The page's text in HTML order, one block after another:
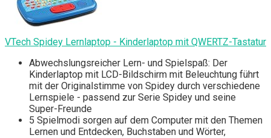
VTech Spidey Lernlaptop - Kinderlaptop mit QWERTZ-Tastatur
Abwechslungsreicher Lern- und Spielspaß: Der
Kinderlaptop mit LCD-Bildschirm mit Beleuchtung führt
mit der Originalstimme von Spidey durch verschiedene
Lernspiele - passend zur Serie Spidey und seine
Super-Freunde
5 Spielmodi sorgen auf dem Computer mit den Themen
Lernen und Entdecken, Buchstaben und Wörter,